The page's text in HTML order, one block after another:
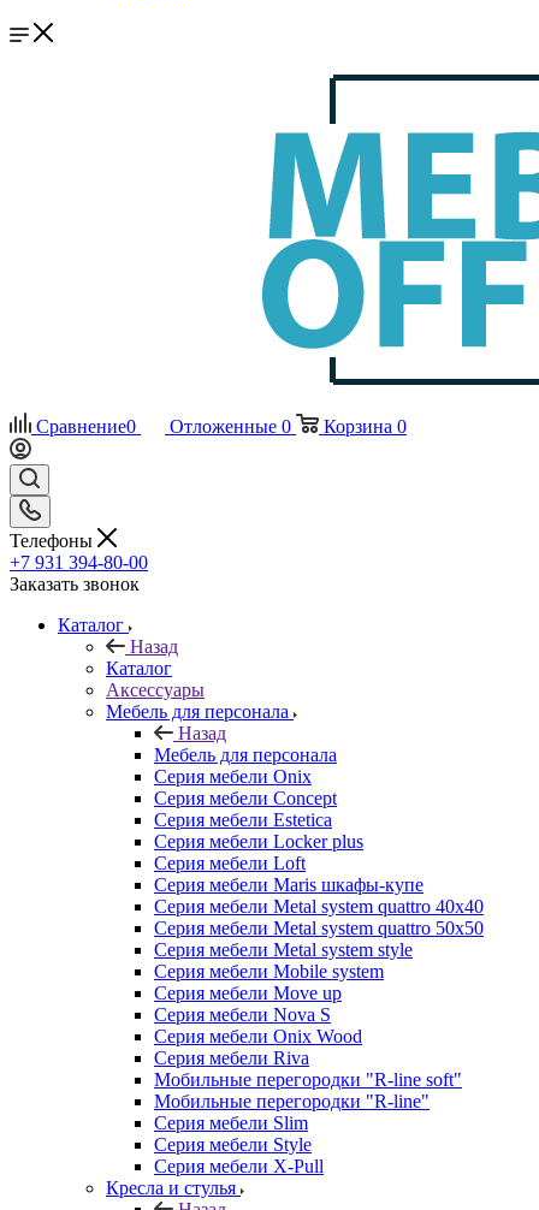
Сравнение0 Отложенные 0 Корзина 0
Телефоны
+7 931 394-80-00
Заказать звонок
Каталог
Назад
Каталог
Аксессуары
Мебель для персонала
Назад
Мебель для персонала
Серия мебели Onix
Серия мебели Concept
Серия мебели Estetica
Серия мебели Locker plus
Серия мебели Loft
Серия мебели Maris шкафы-купе
Серия мебели Metal system quattro 40x40
Серия мебели Metal system quattro 50x50
Серия мебели Metal system style
Серия мебели Mobile system
Серия мебели Move up
Серия мебели Nova S
Серия мебели Onix Wood
Серия мебели Riva
Мобильные перегородки "R-line soft"
Мобильные перегородки "R-line"
Серия мебели Slim
Серия мебели Style
Серия мебели X-Pull
Кресла и стулья